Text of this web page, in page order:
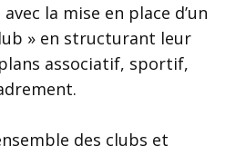
la mise en place d’un
» en structurant leur
associatif, sportif,
des clubs et